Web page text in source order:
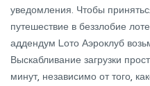
уведомления. Чтобы
путешествие в беззлобие
аддендум Lото Аэроклуб
Выскабливание загрузки
минут, независимо от того,